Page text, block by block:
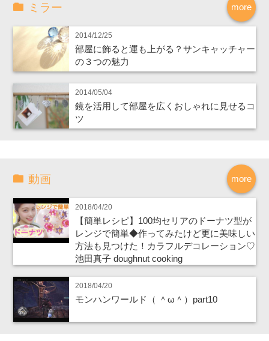
more
ミラー
2014/12/25
部屋に飾ると運も上がる？サンキャッチャー
の３つの魅力
2014/05/04
鏡を活用して部屋を広くおしゃれに見せるコ
ツ
more
動画
2018/04/20
【簡単レシピ】100均セリアのドーナツ型が
レンジで簡単◆作ってみたけど更に美味しい
方法も見つけた！カラフルデコレーション♡
池田真子 doughnut cooking
2018/04/20
モンハンワールド（ ＾ω＾）part10